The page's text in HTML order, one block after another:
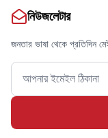
নিউজলেটার
জনতার ভাষা থেকে প্রতিদিন